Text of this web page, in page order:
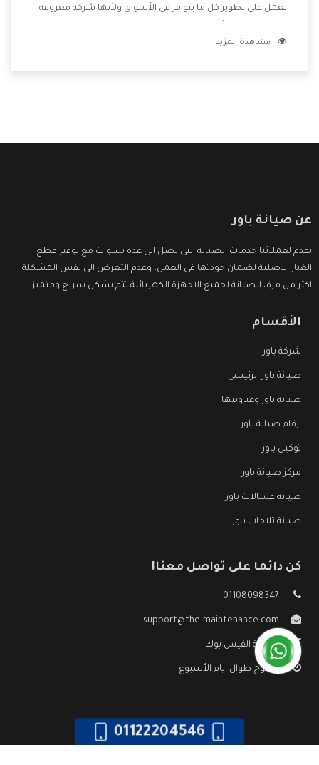
تعمل على تطوير كل ما يتوافر فى الأسواق ولأنها شركة معروفة
للعملاء أقوى العروض والخصومات التى تسهل على المستهلك
مشاهدة المزيد
عن صيانة باور
نقدم لعملائنا خدمات الصيانة التى تصل الى عدة سنوات مع توفير قطع
الغيار الاصلية لضمان جودتها فى العمل، وعدم التعرض الى نفس المشكلة
اكثر من مرة، الصيانة لجميع الاجهزة الكهربائية تتم بشكل سريع ومتميز.
الأقسام
شركة باور
صيانة باور الرئيسي
صيانة باور وعناوينها
ارقام صيانة باور
توكيل باور
مركز صيانة باور
صيانة غسالات باور
صيانة ثلاجات باور
كن دائما على تواصل معنا!
01108098347
support@the-maintenance.com
صفحة الفيس بوك
مفتوح طوال ايام الأسبوع
01122204546